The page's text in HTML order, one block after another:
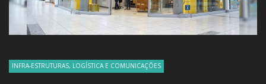
INFRA-ESTRUTURAS, LOGÍSTICA E COMUNICAÇÕES